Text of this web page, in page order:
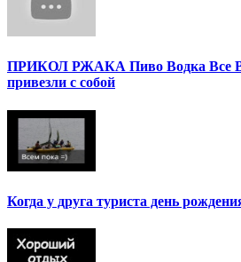
ПРИКОЛ РЖАКА Пиво Водка Все
привезли с собой
Когда у друга туриста день